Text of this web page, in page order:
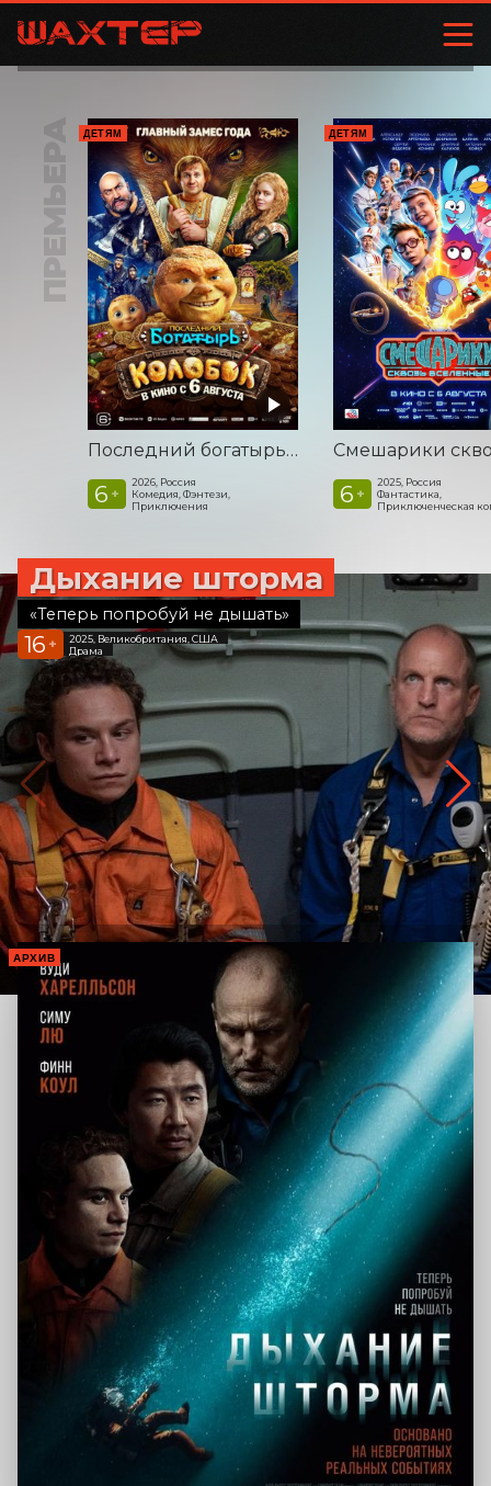
ПРЕМЬЕРА ДЕТЯМ
Последний богатырь. Колобок
6 +
2026, Россия
Комедия, Фэнтези,
Приключения
ДЕТЯМ
6 +
2025, Россия
Фантастика,
Приключенческая
Дыхание шторма
«Теперь попробуй не дышать»
16 +
2025, Великобритания, США
Драма
АРХИВ